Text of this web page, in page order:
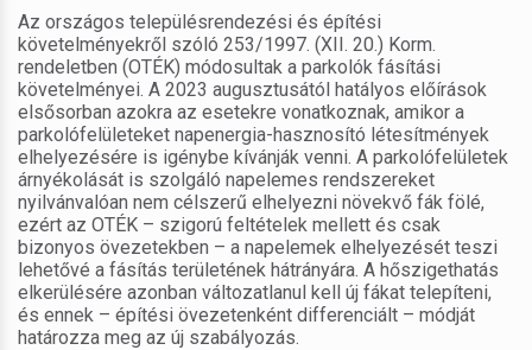
Az országos településrendezési és építési
követelményekről szóló 253/1997. (XII. 20.) Korm.
rendeletben (OTÉK) módosultak a parkolók fásítási
követelményei. A 2023 augusztusától hatályos előírások
elsősorban azokra az esetekre vonatkoznak, amikor a
parkolófelületeket napenergia-hasznosító létesítmények
elhelyezésére is igénybe kívánják venni. A parkolófelületek
árnyékolását is szolgáló napelemes rendszereket
nyilvánvalóan nem célszerű elhelyezni növekvő fák fölé,
ezért az OTÉK – szigorú feltételek mellett és csak
bizonyos övezetekben – a napelemek elhelyezését teszi
lehetővé a fásítás területének hátrányára. A hőszigethatás
elkerülésére azonban változatlanul kell új fákat telepíteni,
és ennek – építési övezetenként differenciált – módját
határozza meg az új szabályozás.